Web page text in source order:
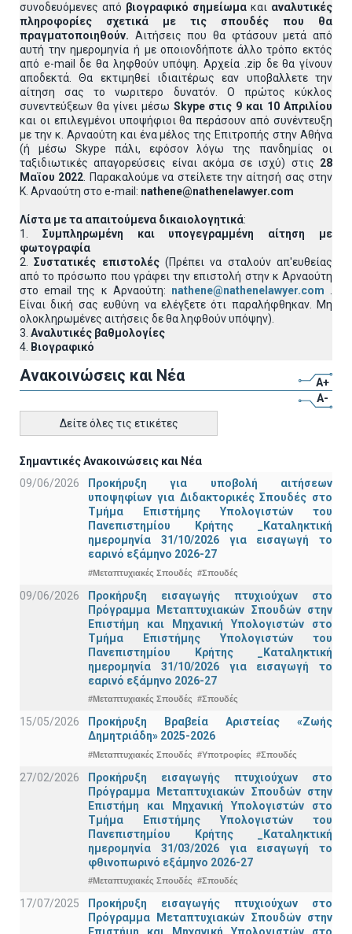
συνοδευόμενες από βιογραφικό σημείωμα και αναλυτικές
πληροφορίες σχετικά με τις σπουδές που θα
πραγματοποιηθούν. Αιτήσεις που θα φτάσουν μετά από
αυτή την ημερομηνία ή με οποιονδήποτε άλλο τρόπο εκτός
από e-mail δε θα ληφθούν υπόψη. Αρχεία .zip δε θα γίνουν
αποδεκτά. Θα εκτιμηθεί ιδιαιτέρως εαν υποβαλλετε την
αίτηση σας το νωριτερο δυνατόν. Ο πρώτος κύκλος
συνεντεύξεων θα γίνει μέσω Skypeστις 9 και 10 Απριλίου
και οι επιλεγμένοι υποψήφιοι θα περάσουν από συνέντευξη
με την κ. Αρναούτη και ένα μέλος της Επιτροπής στην Αθήνα
(ή μέσω Skype πάλι, εφόσον λόγω της πανδημίας οι
ταξιδιωτικές απαγορεύσεις είναι ακόμα σε ισχύ) στις 28
Μαϊου 2022 . Παρακαλούμε να στείλετε την αίτησή σας στην
Κ. Αρναούτη στο e-mail: nathene@nathenelawyer.com
Λίστα με τα απαιτούμενα δικαιολογητικά:
1. Συμπληρωμένη και υπογεγραμμένη αίτηση με
φωτογραφία
2.Συστατικές επιστολές(Πρέπει να σταλούν απ'ευθείας
από το πρόσωπο που γράφει την επιστολή στην κ Αρναούτη
στο email της κ Αρναούτη: nathene@nathenelawyer.com
Είναι δική σας ευθύνη να ελέγξετε ότι παραλήφθηκαν. Μη
ολοκληρωμένες αιτήσεις δε θα ληφθούν υπόψην).
3. Αναλυτικές βαθμολογίες
4. Βιογραφικό
Ανακοινώσεις και Νέα
A+
A-
Δείτε όλες τις ετικέτες
Σημαντικές Ανακοινώσεις και Νέα
09/06/2026
Προκήρυξη για υποβολή αιτήσεων
υποψηφίων για Διδακτορικές Σπουδές στο
Τμήμα Eπιστήμης Υπολογιστών του
Πανεπιστημίου Κρήτης _Καταληκτική
ημερομηνία 31/10/2026 για εισαγωγή το
εαρινό εξάμηνο 2026-27
#Μεταπτυχιακές Σπουδές #Σπουδές
09/06/2026
Προκήρυξη εισαγωγής πτυχιούχων στo
Πρόγραμμα Μεταπτυχιακών Σπουδών στην
Επιστήμη και Μηχανική Υπολογιστών στο
Τμήμα Eπιστήμης Υπολογιστών του
Πανεπιστημίου Κρήτης _Καταληκτική
ημερομηνία 31/10/2026 για εισαγωγή το
εαρινό εξάμηνο 2026-27
#Μεταπτυχιακές Σπουδές #Σπουδές
15/05/2026
Προκήρυξη Βραβεία Αριστείας «Ζωής
Δημητριάδη» 2025-2026
#Μεταπτυχιακές Σπουδές #Υποτροφίες #Σπουδές
27/02/2026
Προκήρυξη εισαγωγής πτυχιούχων στo
Πρόγραμμα Μεταπτυχιακών Σπουδών στην
Επιστήμη και Μηχανική Υπολογιστών στο
Τμήμα Eπιστήμης Υπολογιστών του
Πανεπιστημίου Κρήτης _Καταληκτική
ημερομηνία 31/03/2026 για εισαγωγή το
φθινοπωρινό εξάμηνο 2026-27
#Μεταπτυχιακές Σπουδές #Σπουδές
17/07/2025
Προκήρυξη εισαγωγής πτυχιούχων στo
Πρόγραμμα Μεταπτυχιακών Σπουδών στην